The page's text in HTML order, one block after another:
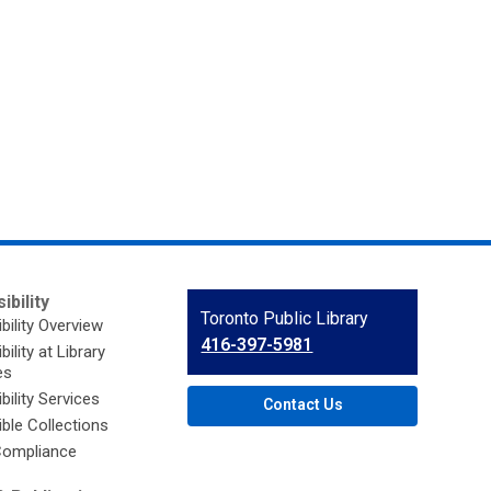
Overview
at Library
Services
Collections
Contact
the
Library
Toronto Public Library
416-397-5981
Contact Us